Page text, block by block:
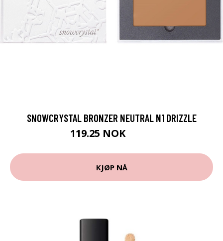
SNOWCRYSTAL BRONZER NEUTRAL N1 DRIZZLE
119.25 NOK
KJØP NÅ